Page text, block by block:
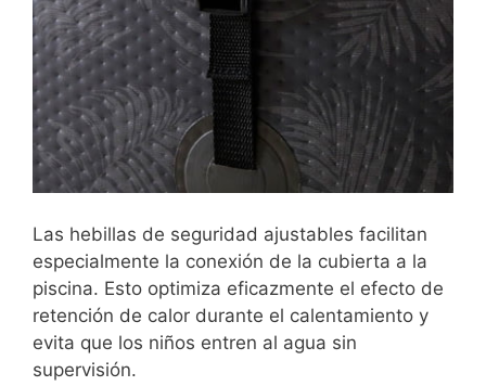
Las hebillas de seguridad ajustables facilitan
especialmente la conexión de la cubierta a la
piscina. Esto optimiza eficazmente el efecto de
retención de calor durante el calentamiento y
evita que los niños entren al agua sin
supervisión.